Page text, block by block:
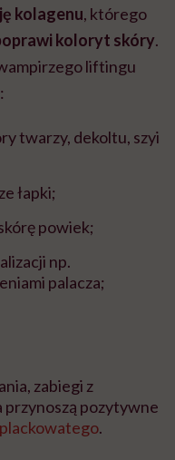
kolagenu, którego
koloryt skóry.
liftingu
twarzy, dekoltu, szyi
łapki;
powiek;
np.
palacza;
zabiegi z
pozytywne
.